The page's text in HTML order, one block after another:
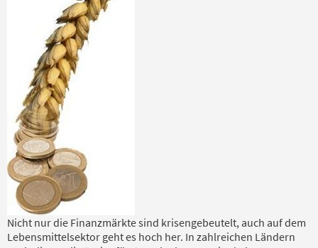
Nicht nur die Finanzmärkte sind krisengebeutelt, auch auf dem
Lebensmittelsektor geht es hoch her. In zahlreichen Ländern